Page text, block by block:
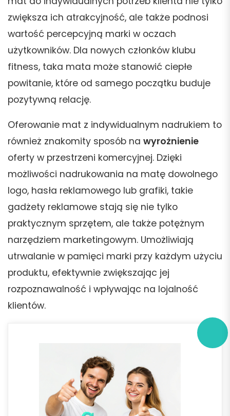
zwiększa ich atrakcyjność, ale także podnosi
wartość percepcyjną marki w oczach
użytkowników. Dla nowych członków klubu
fitness, taka mata może stanowić ciepłe
powitanie, które od samego początku buduje
pozytywną relację.
Oferowanie mat z indywidualnym nadrukiem to
również znakomity sposób na wyrożnienie
oferty w przestrzeni komercyjnej. Dzięki
możliwości nadrukowania na matę dowolnego
logo, hasła reklamowego lub grafiki, takie
gadżety reklamowe stają się nie tylko
praktycznym sprzętem, ale także potężnym
narzędziem marketingowym. Umożliwiają
utrwalanie w pamięci marki przy każdym użyciu
produktu, efektywnie zwiększając jej
rozpoznawalność i wpływając na lojalność
klientów.